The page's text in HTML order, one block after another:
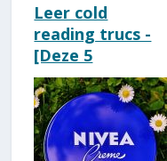
Leer cold
reading trucs -
[Deze 5
technieken
gebruikte Char!]